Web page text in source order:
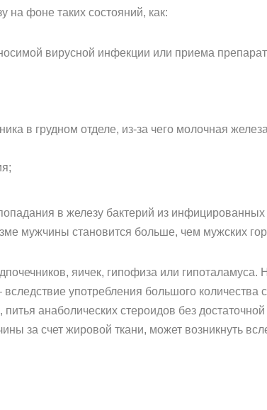
на фоне таких состояний, как:
вирусной инфекции или приема
в грудном отделе, из-за чего молочная
в железу бактерий из инфицированных
мужчины становится больше, чем мужских
яичек, гипофиза или гипоталамуса.
употребления большого количества
анаболических стероидов без
за счет жировой ткани, может возникнуть